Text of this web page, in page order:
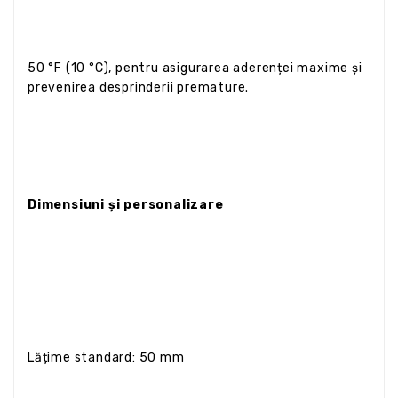
50 °F (10 °C), pentru asigurarea aderenței maxime și
prevenirea desprinderii premature.
Dimensiuni și personalizare
Lățime standard: 50 mm